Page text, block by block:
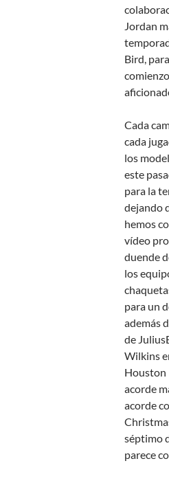
Jordan
Bird,
Cada
cada
los
este
para la
dejando
hemos
vídeo
duende
los
para un
además
de
Wilkins
Houston
acorde
acorde
séptimo
parece